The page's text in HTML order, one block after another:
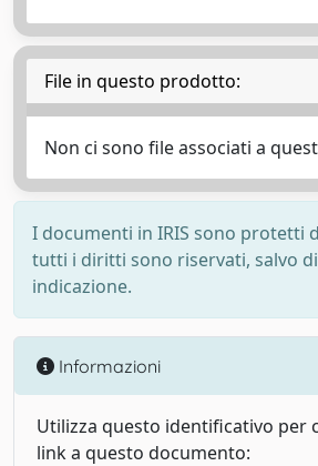
File in questo prodotto:
Non ci sono file associati a
I documenti in IRIS sono protetti
tutti i diritti sono riservati, salvo
indicazione.
Informazioni
Utilizza questo identificativo per
link a questo documento: